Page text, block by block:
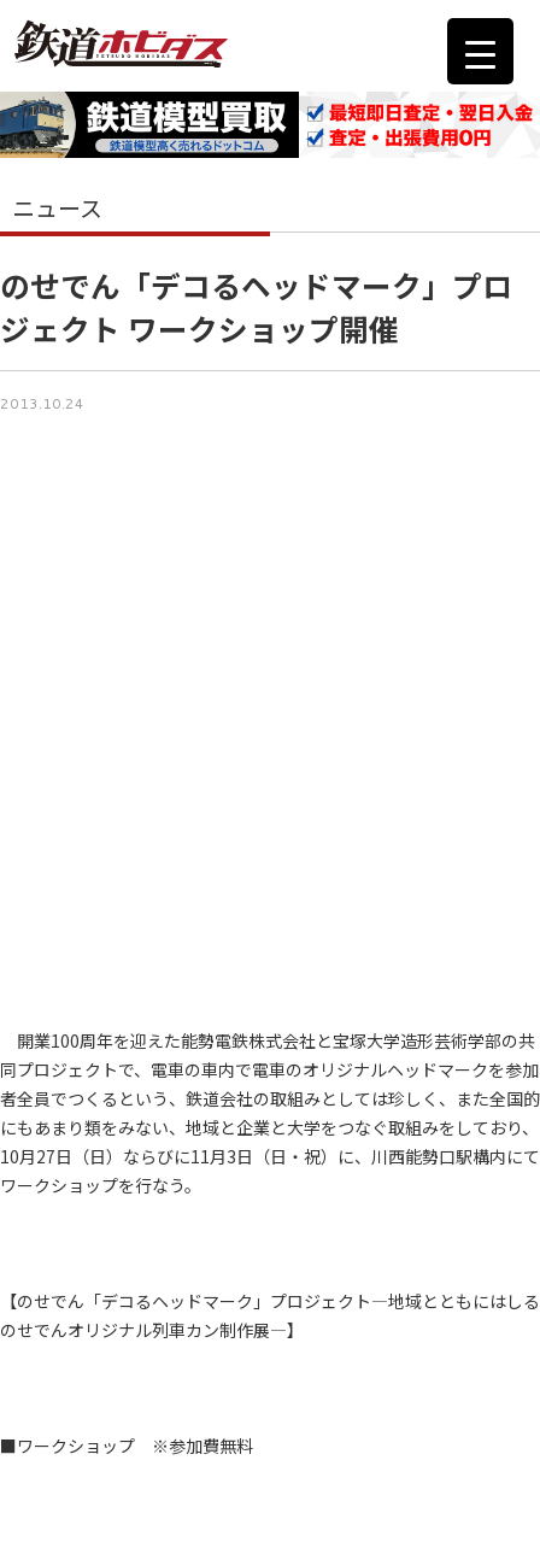
ニュース
のせでん「デコるヘッドマーク」プロ
ジェクト ワークショップ開催
2013.10.24
開業100周年を迎えた能勢電鉄株式会社と宝塚大学造形芸術学部の共
同プロジェクトで、電車の車内で電車のオリジナルヘッドマークを参加
者全員でつくるという、鉄道会社の取組みとしては珍しく、また全国的
にもあまり類をみない、地域と企業と大学をつなぐ取組みをしており、
10月27日（日）ならびに11月3日（日・祝）に、川西能勢口駅構内にて
ワークショップを行なう。
【のせでん「デコるヘッドマーク」プロジェクト―地域とともにはしる
のせでんオリジナル列車カン制作展―】
■ワークショップ ※参加費無料